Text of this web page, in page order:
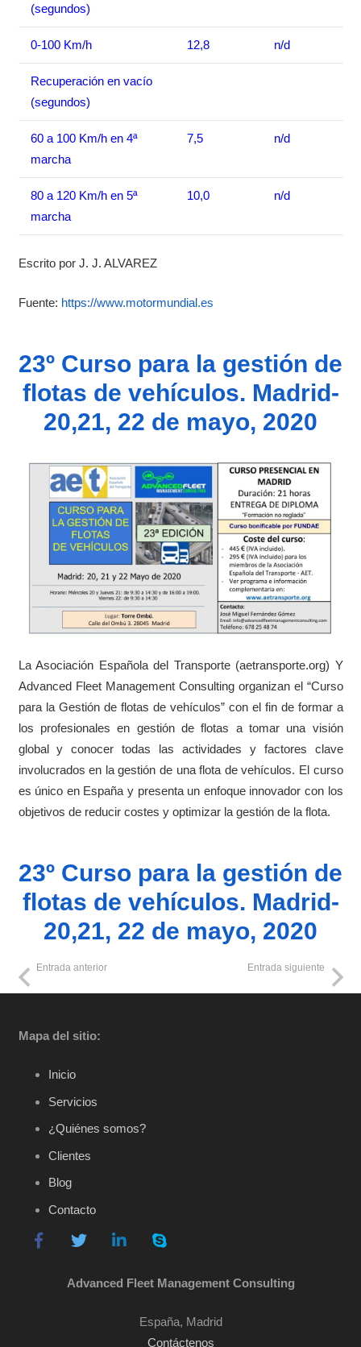
(segundos)
0-100 Km/h 12,8 n/d
Recuperación en vacío
(segundos)
60 a 100 Km/h en 4ª
marcha
7,5 n/d
80 a 120 Km/h en 5ª
marcha
10,0 n/d
Escrito por J. J. ALVAREZ
Fuente: https://www.motormundial.es
23º Curso para la gestión de
flotas de vehículos. Madrid-
20,21, 22 de mayo, 2020
La Asociación Española del Transporte (aetransporte.org) Y
Advanced Fleet Management Consulting organizan el “Curso
para la Gestión de flotas de vehículos” con el fin de formar a
los profesionales en gestión de flotas a tomar una visión
global y conocer todas las actividades y factores clave
involucrados en la gestión de una flota de vehículos. El curso
es único en España y presenta un enfoque innovador con los
objetivos de reducir costes y optimizar la gestión de la flota.
23º Curso para la gestión de
flotas de vehículos. Madrid-
20,21, 22 de mayo, 2020
Entrada anterior Entrada siguiente
Mapa del sitio:
Inicio
Servicios
¿Quiénes somos?
Clientes
Blog
Contacto
Advanced Fleet Management Consulting
España, Madrid
Contáctenos